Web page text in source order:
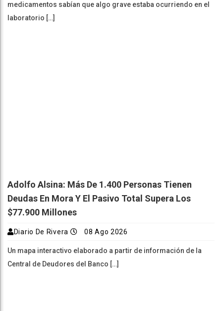
medicamentos sabían que algo grave estaba ocurriendo en el
laboratorio […]
Adolfo Alsina: Más De 1.400 Personas Tienen
Deudas En Mora Y El Pasivo Total Supera Los
$77.900 Millones
Diario De Rivera 08 Ago 2026
Un mapa interactivo elaborado a partir de información de la
Central de Deudores del Banco […]